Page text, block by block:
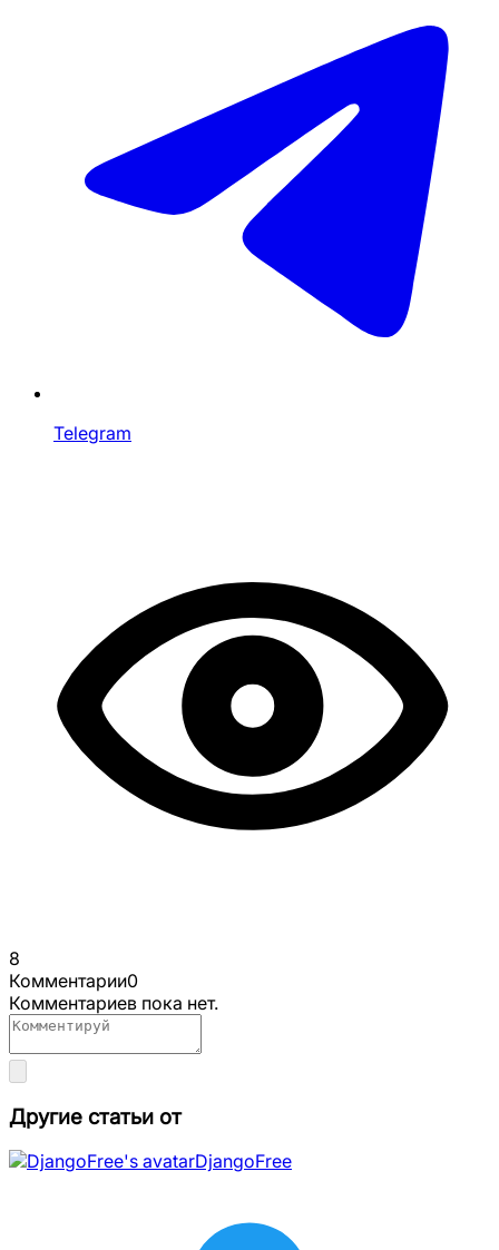
Telegram
8
Комментарии0
Комментариев пока нет.
Другие статьи от
DjangoFree